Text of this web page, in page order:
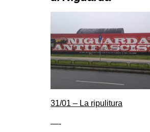
GAZA FREESTYLE
CSOA LAMBRETTA
MSM
STUDENTI TSUNAMI
ZAM
MILANO
31/01 – La ripulitura
—-